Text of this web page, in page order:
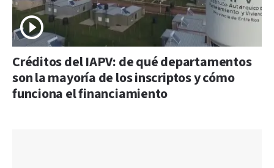
Créditos del IAPV: de qué departamentos
son la mayoría de los inscriptos y cómo
funciona el financiamiento